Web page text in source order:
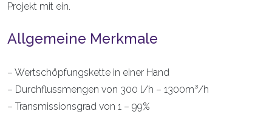
Projekt mit ein.
Allgemeine Merkmale
– Wertschöpfungskette in einer Hand
– Durchflussmengen von 300 l/h – 1300m³/h
– Transmissionsgrad von 1 – 99%